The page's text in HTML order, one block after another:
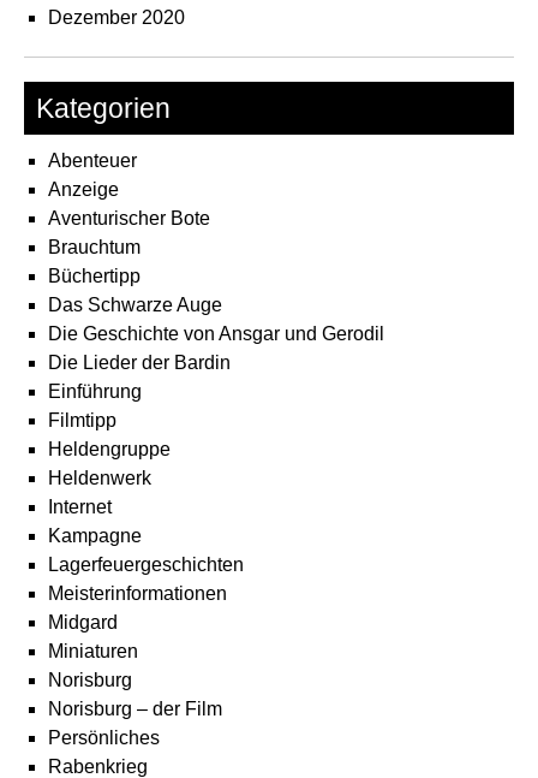
Dezember 2020
Kategorien
Abenteuer
Anzeige
Aventurischer Bote
Brauchtum
Büchertipp
Das Schwarze Auge
Die Geschichte von Ansgar und Gerodil
Die Lieder der Bardin
Einführung
Filmtipp
Heldengruppe
Heldenwerk
Internet
Kampagne
Lagerfeuergeschichten
Meisterinformationen
Midgard
Miniaturen
Norisburg
Norisburg – der Film
Persönliches
Rabenkrieg